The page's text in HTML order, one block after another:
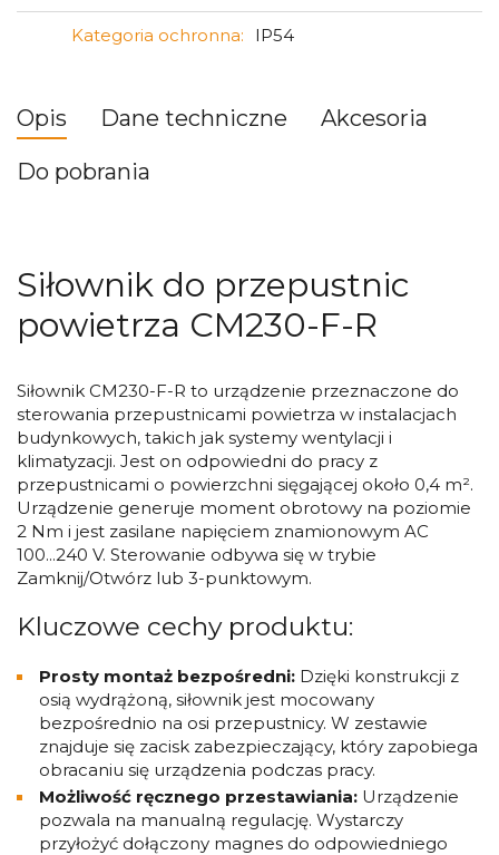
Kategoria ochronna: IP54
Opis Dane techniczne
Akcesoria
Do pobrania
Siłownik do przepustnic
powietrza CM230-F-R
Siłownik CM230-F-R to urządzenie przeznaczone do
sterowania przepustnicami powietrza w instalacjach
budynkowych, takich jak systemy wentylacji i
klimatyzacji. Jest on odpowiedni do pracy z
przepustnicami o powierzchni sięgającej około 0,4 m².
Urządzenie generuje moment obrotowy na poziomie
2 Nm i jest zasilane napięciem znamionowym AC
100...240 V. Sterowanie odbywa się w trybie
Zamknij/Otwórz lub 3-punktowym.
Kluczowe cechy produktu:
Prosty montaż bezpośredni: Dzięki konstrukcji z
osią wydrążoną, siłownik jest mocowany
bezpośrednio na osi przepustnicy. W zestawie
znajduje się zacisk zabezpieczający, który zapobiega
obracaniu się urządzenia podczas pracy.
Możliwość ręcznego przestawiania: Urządzenie
pozwala na manualną regulację. Wystarczy
przyłożyć dołączony magnes do odpowiedniego